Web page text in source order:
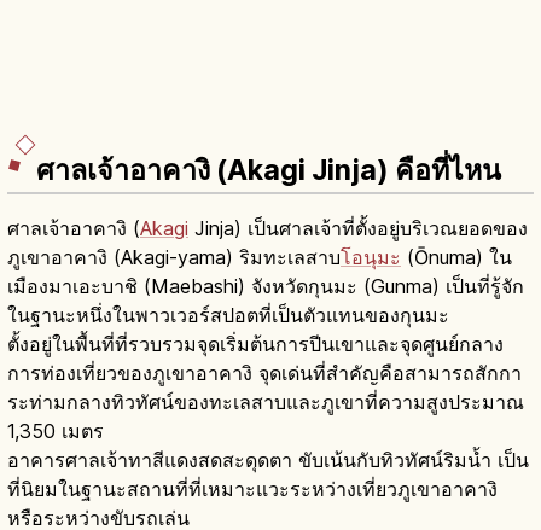
ศาลเจ้าอาคางิ (Akagi Jinja) คือที่ไหน
ศาลเจ้าอาคางิ (Akagi Jinja) เป็นศาลเจ้าที่ตั้งอยู่บริเวณยอดของ
ภูเขาอาคางิ (Akagi-yama) ริมทะเลสาบโอนุมะ (Ōnuma) ใน
เมืองมาเอะบาชิ (Maebashi) จังหวัดกุนมะ (Gunma) เป็นที่รู้จัก
ในฐานะหนึ่งในพาวเวอร์สปอตที่เป็นตัวแทนของกุนมะ
ตั้งอยู่ในพื้นที่ที่รวบรวมจุดเริ่มต้นการปีนเขาและจุดศูนย์กลาง
การท่องเที่ยวของภูเขาอาคางิ จุดเด่นที่สำคัญคือสามารถสักกา
ระท่ามกลางทิวทัศน์ของทะเลสาบและภูเขาที่ความสูงประมาณ
1,350 เมตร
อาคารศาลเจ้าทาสีแดงสดสะดุดตา ขับเน้นกับทิวทัศน์ริมน้ำ เป็น
ที่นิยมในฐานะสถานที่ที่เหมาะแวะระหว่างเที่ยวภูเขาอาคางิ
หรือระหว่างขับรถเล่น